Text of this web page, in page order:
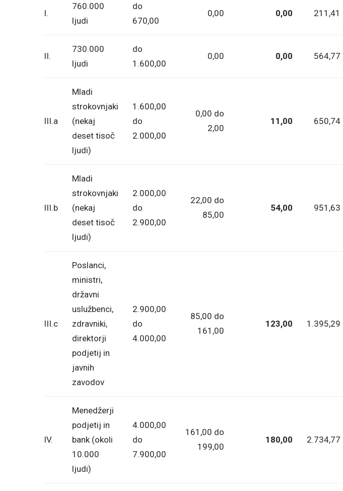
I.
760.000
ljudi
do
670,00
0,00 0,00 211,41
II.
730.000
ljudi
do
1.600,00
0,00 0,00 564,77
III.a
Mladi
strokovnjaki
(nekaj
deset tisoč
ljudi)
1.600,00
do
2.000,00
0,00 do
2,00
11,00 650,74
III.b
Mladi
strokovnjaki
(nekaj
deset tisoč
ljudi)
2.000,00
do
2.900,00
22,00 do
85,00
54,00 951,63
III.c
Poslanci,
ministri,
državni
uslužbenci,
zdravniki,
direktorji
podjetij in
javnih
zavodov
2.900,00
do
4.000,00
85,00 do
161,00
123,00 1.395,29
IV.
Menedžerji
podjetij in
bank (okoli
10.000
ljudi)
4.000,00
do
7.900,00
161,00 do
199,00
180,00 2.734,77